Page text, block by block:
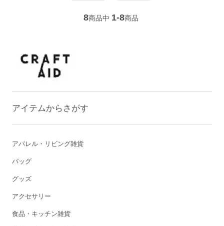
8商品中 1-8商品
アイテムからさがす
アパレル・リビング雑貨
バッグ
グッズ
アクセサリー
食品・キッチン雑貨